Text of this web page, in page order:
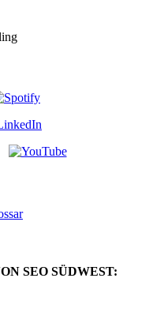
SEO SÜDWEST: